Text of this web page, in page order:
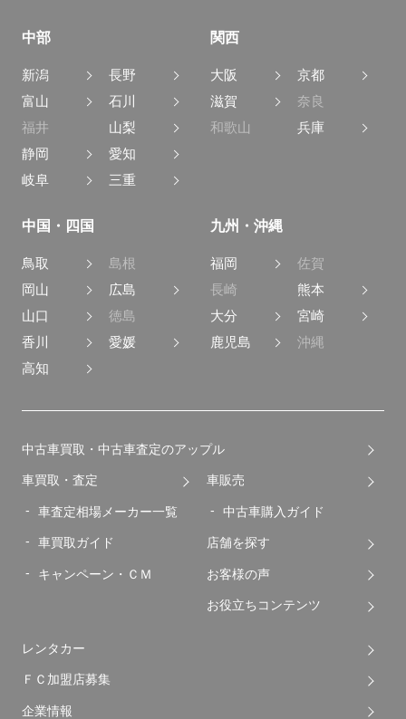
中部
新潟
長野
富山
石川
福井
山梨
静岡
愛知
岐阜
三重
関西
大阪
京都
滋賀
奈良
和歌山
兵庫
中国・四国
鳥取
島根
岡山
広島
山口
徳島
香川
愛媛
高知
九州・沖縄
福岡
佐賀
長崎
熊本
大分
宮崎
鹿児島
沖縄
中古車買取・中古車査定のアップル
車買取・査定
車査定相場メーカー一覧
車買取ガイド
キャンペーン・ＣＭ
車販売
中古車購入ガイド
店舗を探す
お客様の声
お役立ちコンテンツ
レンタカー
ＦＣ加盟店募集
企業情報